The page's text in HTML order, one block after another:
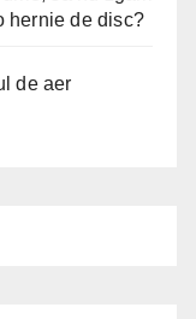
hernie de disc?
de aer